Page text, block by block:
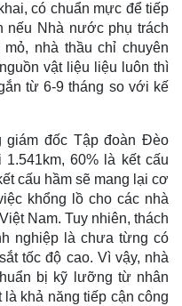
có chuẩn mực để tiếp
nếu Nhà nước phụ trách
nhà thầu chỉ chuyên
vật liệu liệu luôn thì
từ 6-9 tháng so với kế
giám đốc Tập đoàn Đèo
60% là kết cấu
cấu hầm sẽ mang lại cơ
khổng lồ cho các nhà
Nam. Tuy nhiên, thách
nghiệp là chưa từng có
tốc độ cao. Vì vậy, nhà
bị kỹ lưỡng từ nhân
là khả năng tiếp cận công